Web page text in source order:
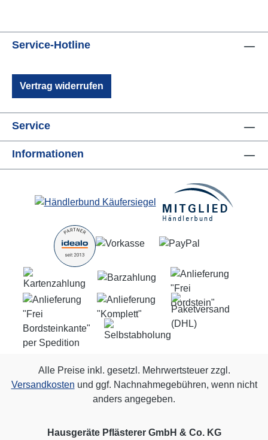
Service-Hotline
Vertrag widerrufen
Service
Informationen
Alle Preise inkl. gesetzl. Mehrwertsteuer zzgl.
Versandkosten und ggf. Nachnahmegebühren, wenn nicht
anders angegeben.
Hausgeräte Pflästerer GmbH & Co. KG